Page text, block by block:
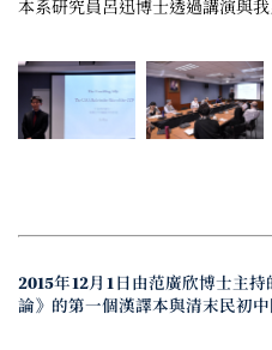
本系研究員呂迅博士透過講演與我
2015年12月1日由范廣欣博士主
論》的第一個漢譯本與清末民初